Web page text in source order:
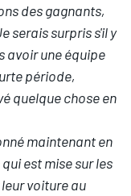
des gagnants,
serais surpris s'il y
avoir une équipe
période,
quelque chose en
maintenant en
est mise sur les
voiture au